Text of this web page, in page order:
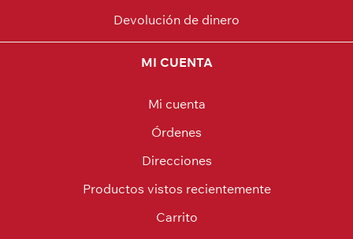
Devolución de dinero
MI CUENTA
Mi cuenta
Órdenes
Direcciones
Productos vistos recientemente
Carrito